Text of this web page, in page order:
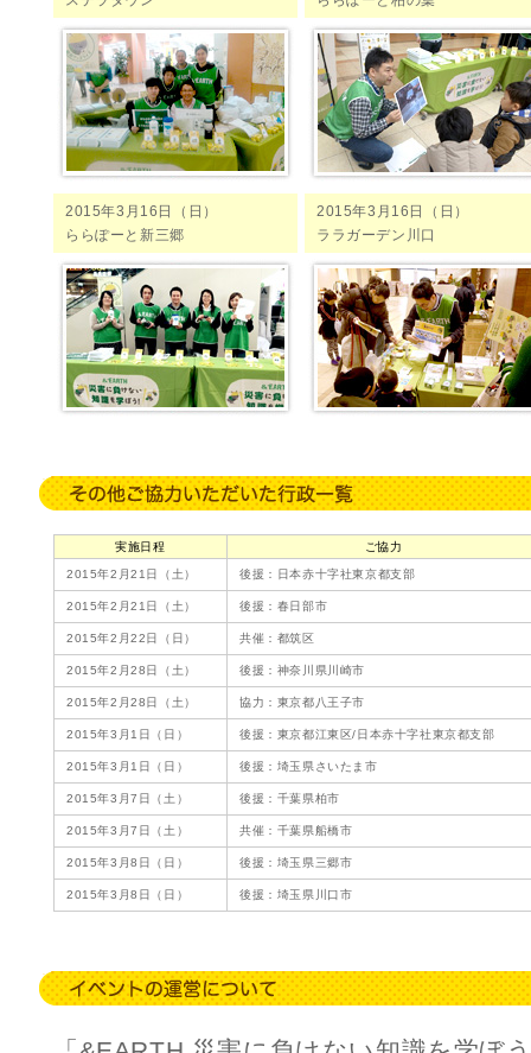
2015年3月16日（日）
ららぽーと新三郷
2015年3月16日（日）
ララガーデン川口
実施日程 ご協力
2015年2月21日（土） 後援：日本赤十字社東京都支部
2015年2月21日（土） 後援：春日部市
2015年2月22日（日） 共催：都筑区
2015年2月28日（土） 後援：神奈川県川崎市
2015年2月28日（土） 協力：東京都八王子市
2015年3月1日（日） 後援：東京都江東区/日本赤十字社東京都支部
2015年3月1日（日） 後援：埼玉県さいたま市
2015年3月7日（土） 後援：千葉県柏市
2015年3月7日（土） 共催：千葉県船橋市
2015年3月8日（日） 後援：埼玉県三郷市
2015年3月8日（日） 後援：埼玉県川口市